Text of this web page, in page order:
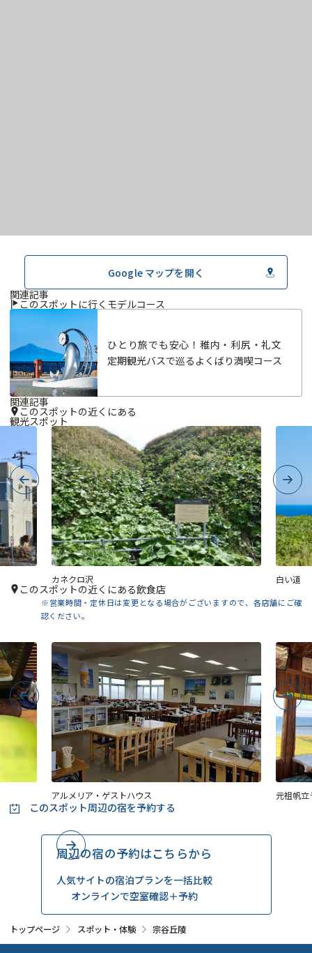
トップページ スポット・体験 宗谷丘陵
Google マップを開く
関連記事
このスポットに行くモデルコース
ひとり旅でも安心！稚内・利尻・礼文
定期観光バスで巡るよくばり満喫コース
関連記事
このスポットの近くにある
観光スポット
Previous
カネクロ沢 白い道
Next
このスポットの近くにある飲食店
※営業時間・定休日は変更となる場合がございますので、各店舗にご確
認ください。
Previous
アルメリア・ゲストハウス 元祖帆立
Next
このスポット周辺の宿を予約する
周辺の宿の予約はこちらから
人気サイトの宿泊プランを一括比較
オンラインで空室確認＋予約